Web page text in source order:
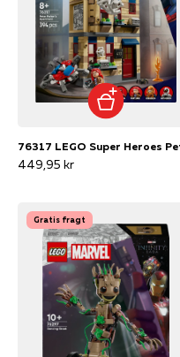
449,95 kr
Gratis fragt